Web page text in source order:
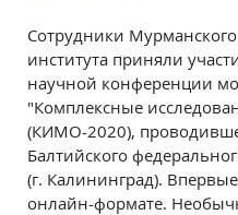
Сотрудники
института приняли
научной конференции
"Комплексные
(КИМО-2020),
Балтийского
(г. Калининград).
онлайн-формате.